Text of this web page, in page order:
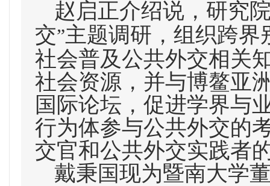
赵启正介绍说，研究
交”主题调研，组织跨界
社会普及公共外交相关
社会资源，并与博鳌亚
国际论坛，促进学界与
行为体参与公共外交的
交官和公共外交实践者
戴秉国现为暨南大学